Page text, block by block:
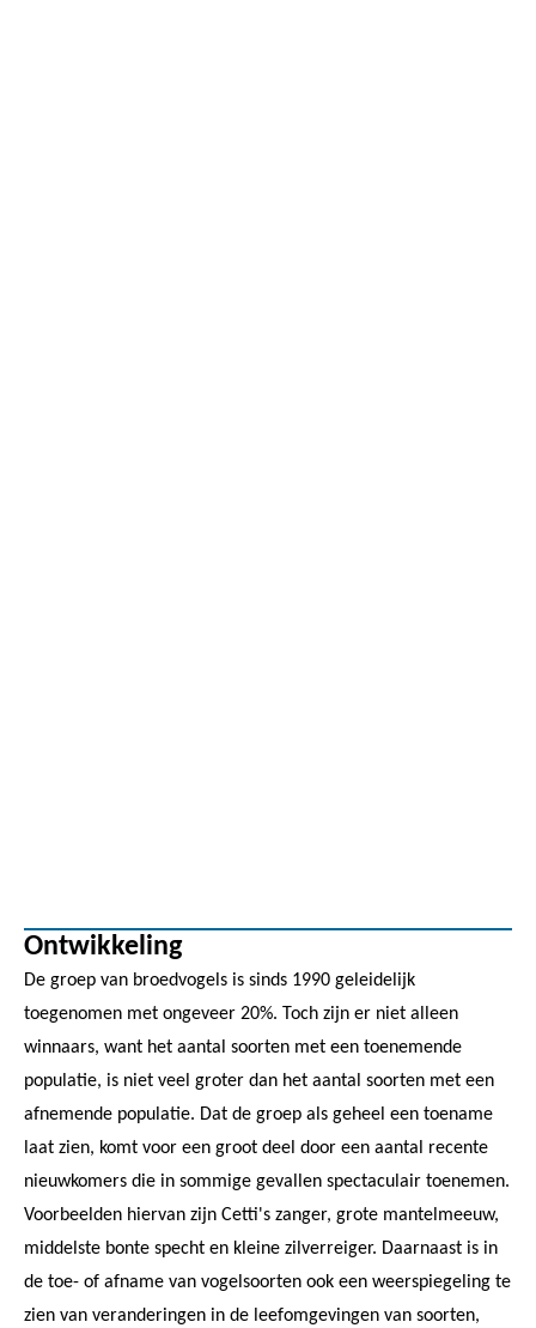
Ontwikkeling
De groep van broedvogels is sinds 1990 geleidelijk
toegenomen met ongeveer 20%. Toch zijn er niet alleen
winnaars, want het aantal soorten met een toenemende
populatie, is niet veel groter dan het aantal soorten met een
afnemende populatie. Dat de groep als geheel een toename
laat zien, komt voor een groot deel door een aantal recente
nieuwkomers die in sommige gevallen spectaculair toenemen.
Voorbeelden hiervan zijn Cetti's zanger, grote mantelmeeuw,
middelste bonte specht en kleine zilverreiger. Daarnaast is in
de toe- of afname van vogelsoorten ook een weerspiegeling te
zien van veranderingen in de leefomgevingen van soorten,